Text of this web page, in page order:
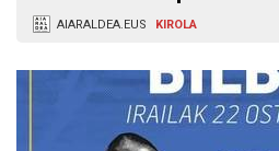
AIARALDEA.EUS KIROLA